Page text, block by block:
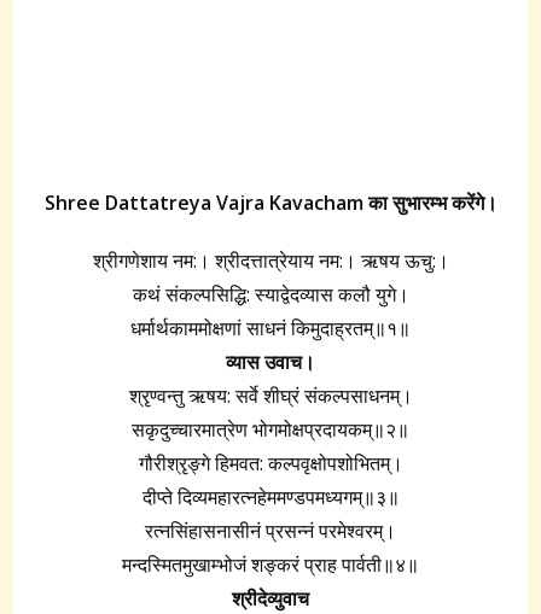
Shree Dattatreya Vajra Kavacham का सुभारम्भ करेंगे।
श्रीगणेशाय नम:। श्रीदत्तात्रेयाय नम:। ऋषय ऊचु:।
कथं संकल्पसिद्धि: स्याद्वेदव्यास कलौ युगे।
धर्मार्थकाममोक्षणां साधनं किमुदाह्रतम्‌॥१॥
व्यास उवाच।
श्रृण्वन्तु ऋषय: सर्वे शीघ्रं संकल्पसाधनम्‌।
सकृदुच्चारमात्रेण भोगमोक्षप्रदायकम्‌॥२॥
गौरीश्रृङ्गे हिमवत: कल्पवृक्षोपशोभितम्‌।
दीप्ते दिव्यमहारत्नहेममण्डपमध्यगम्‌॥३॥
रत्नसिंहासनासीनं प्रसन्नं परमेश्वरम्‌।
मन्दस्मितमुखाम्भोजं शङ्करं प्राह पार्वती॥४॥
श्रीदेव्युवाच